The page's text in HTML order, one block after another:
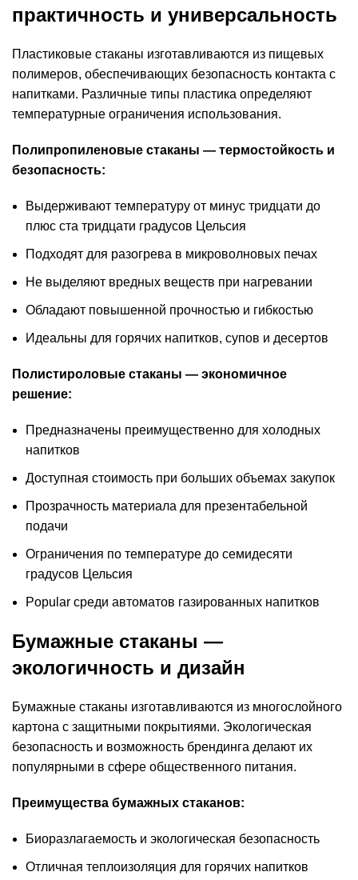
практичность и универсальность
Пластиковые стаканы изготавливаются из пищевых
полимеров, обеспечивающих безопасность контакта с
напитками. Различные типы пластика определяют
температурные ограничения использования.
Полипропиленовые стаканы — термостойкость и
безопасность:
Выдерживают температуру от минус тридцати до
плюс ста тридцати градусов Цельсия
Подходят для разогрева в микроволновых печах
Не выделяют вредных веществ при нагревании
Обладают повышенной прочностью и гибкостью
Идеальны для горячих напитков, супов и десертов
Полистироловые стаканы — экономичное
решение:
Предназначены преимущественно для холодных
напитков
Доступная стоимость при больших объемах закупок
Прозрачность материала для презентабельной
подачи
Ограничения по температуре до семидесяти
градусов Цельсия
Popular среди автоматов газированных напитков
Бумажные стаканы —
экологичность и дизайн
Бумажные стаканы изготавливаются из многослойного
картона с защитными покрытиями. Экологическая
безопасность и возможность брендинга делают их
популярными в сфере общественного питания.
Преимущества бумажных стаканов:
Биоразлагаемость и экологическая безопасность
Отличная теплоизоляция для горячих напитков